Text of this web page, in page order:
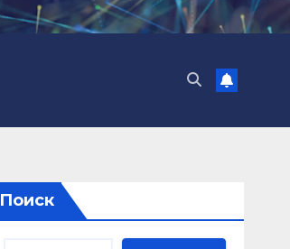
Поиск